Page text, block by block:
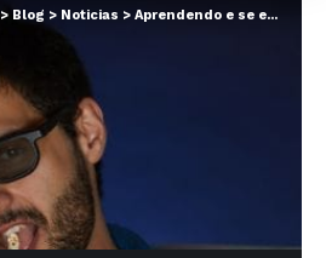
> Blog > Noticias > Aprendendo e se emocionando: conheça esses documentários educativos e inspiradores na Netflix